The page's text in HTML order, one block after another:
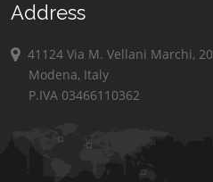
Address
41124 Via M. Vellani Marchi, 20
Modena, Italy
P.IVA 03466110362